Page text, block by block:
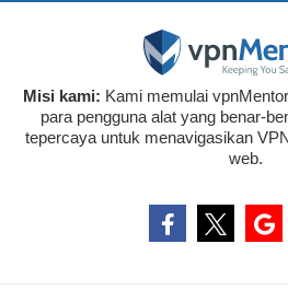
Misi kami: Kami memulai
para pengguna alat yang benar-
tepercaya untuk menavigasikan
web.